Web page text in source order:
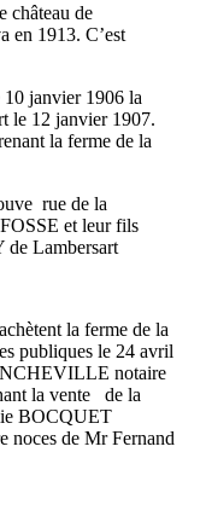
château de
en 1913. C’est
janvier 1906 la
le 12 janvier 1907.
la ferme de la
rue de la
et leur fils
de Lambersart
la ferme de la
publiques le 24 avril
notaire
la vente de la
BOCQUET
noces de Mr Fernand